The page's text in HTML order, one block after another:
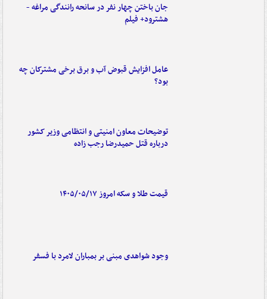
جان باختن چهار نفر در سانحه رانندگی مراغه -
هشترود+ فیلم
عامل افزایش قبوض آب و برق برخی مشترکان چه
بود؟
توضیحات معاون امنیتی و انتظامی وزیر کشور
درباره قتل حمیدرضا رجب زاده
قیمت طلا و سکه امروز ۱۴۰۵/۰۵/۱۷
وجود شواهدی مبنی بر بمباران لامرد با فسفر